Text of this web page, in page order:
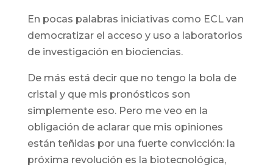
En pocas palabras iniciativas como ECL van
democratizar el acceso y uso a laboratorios
de investigación en biociencias.
De más está decir que no tengo la bola de
cristal y que mis pronósticos son
simplemente eso. Pero me veo en la
obligación de aclarar que mis opiniones
están teñidas por una fuerte convicción: la
próxima revolución es la biotecnológica,